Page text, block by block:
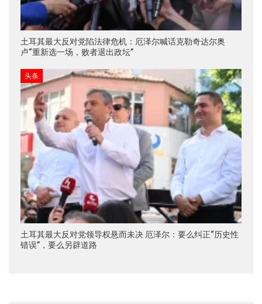
土耳其最大反对党陷法律危机：厄泽尔喊话克勒奇达尔奥
卢“重新选一场，败者退出政坛”
头条
土耳其最大反对党领导权悬而未决 厄泽尔：要么纠正“历史性
错误”，要么另辟道路